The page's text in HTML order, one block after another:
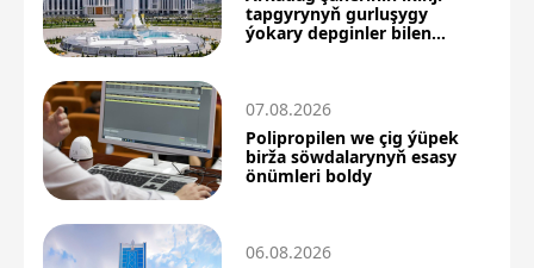
tapgyrynyň gurluşygy
ýokary depginler bilen
07.08.2026
Polipropilen we çig ýüpek
birža söwdalarynyň esasy
önümleri boldy
06.08.2026